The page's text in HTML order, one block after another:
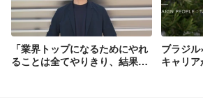
「業界トップになるためにやれ
ることは全てやりきり、結果を
ブラジ
キャリ